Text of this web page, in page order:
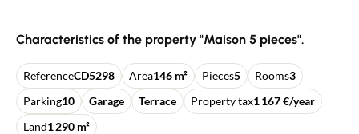
Characteristics of the property "Maison 5 pieces".
ReferenceCD5298 Area146 m² Pieces5 Rooms3
Parking10 Garage Terrace Property tax1 167 €/year
Land1 290 m²